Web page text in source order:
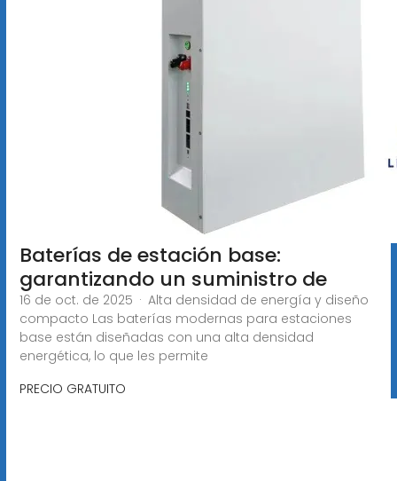
Baterías de estación base:
garantizando un suministro de
16 de oct. de 2025 · Alta densidad de energía y diseño
compacto Las baterías modernas para estaciones
base están diseñadas con una alta densidad
energética, lo que les permite
PRECIO GRATUITO